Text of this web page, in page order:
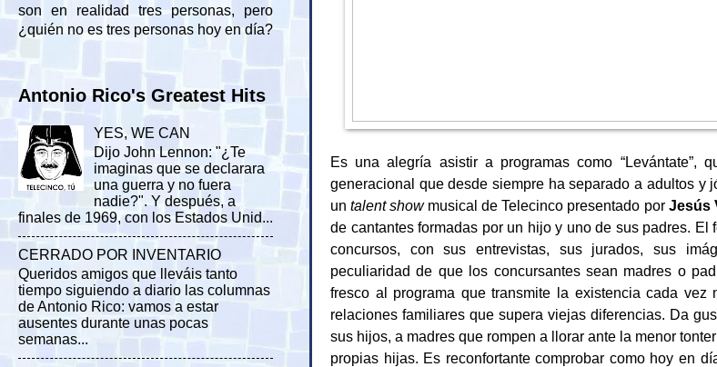
Es una alegría asistir a programas como “Levántate”,
generacional que desde siempre ha separado a adultos y
untalent showmusical de Telecinco presentado por Jesús
de cantantes formadas por un hijo y uno de sus padres.
concursos, con sus entrevistas, sus jurados, sus
peculiaridad de que los concursantes sean madres o
fresco al programa que transmite la existencia cada
relaciones familiares que supera viejas diferencias. Da
sus hijos, a madres que rompen a llorar ante la menor
propias hijas. Es reconfortante comprobar como hoy en
son en realidad tres personas, pero
¿quién no es tres personas hoy en día?
Antonio Rico's Greatest Hits
YES, WE CAN
Dijo John Lennon: "¿Te
imaginas que se declarara
una guerra y no fuera
nadie?". Y después, a
finales de 1969, con los Estados Unid...
CERRADO POR INVENTARIO
Queridos amigos que lleváis tanto
tiempo siguiendo a diario las columnas
de Antonio Rico: vamos a estar
ausentes durante unas pocas
semanas...